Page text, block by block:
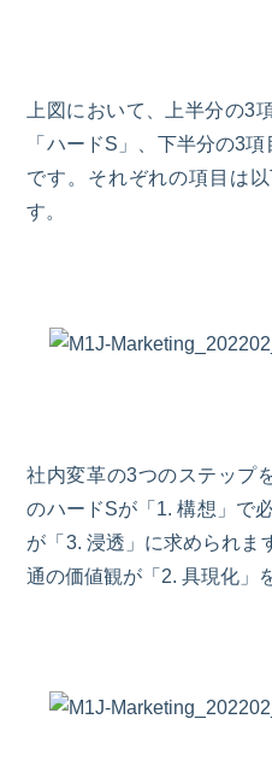
上図において、上半分の3
「ハードS」、下半分の3項
です。それぞれの項目は
す。
社内変革の3つのステップ
のハードSが「 1.構想」で
が 「 3. 浸透」に求められま
通の価値観が「 2.具現化」